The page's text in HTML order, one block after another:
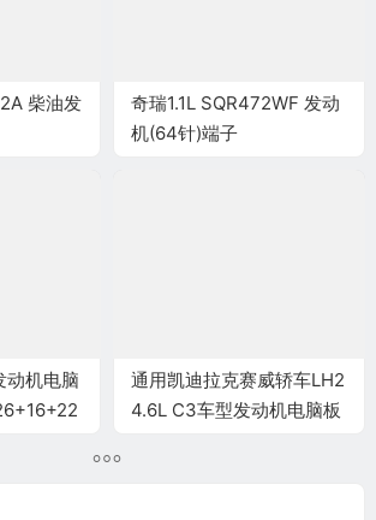
柴油发
奇瑞1.1L SQR472WF 发动
机(64针)端子
动机电脑
通用凯迪拉克赛威轿车LH2
4.6L C3车型发动机电脑板